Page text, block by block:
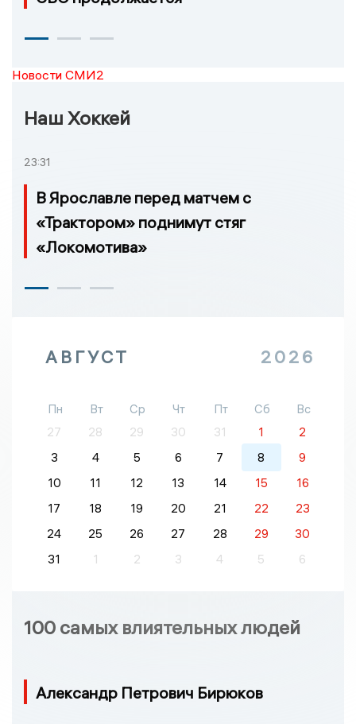
Новости СМИ2
Наш Хоккей
23:31
В Ярославле перед матчем с
«Трактором» поднимут стяг
«Локомотива»
АВГУСТ 2026
Пн Вт Ср Чт Пт Сб
Вс
27
28 29 30 31 1
2
3
4 5 6 7 8
9
10
11 12 13 14 15
16
17
18 19 20 21 22
23
24
25 26 27 28 29
30
31
1 2 3 4 5 6
100 самых влиятельных людей
Александр Петрович Бирюков